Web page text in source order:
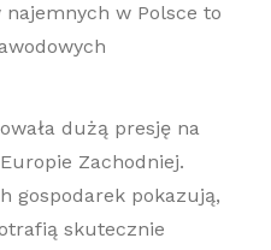
w Polsce to
dużą presję na
Zachodniej.
gospodarek pokazują,
skutecznie